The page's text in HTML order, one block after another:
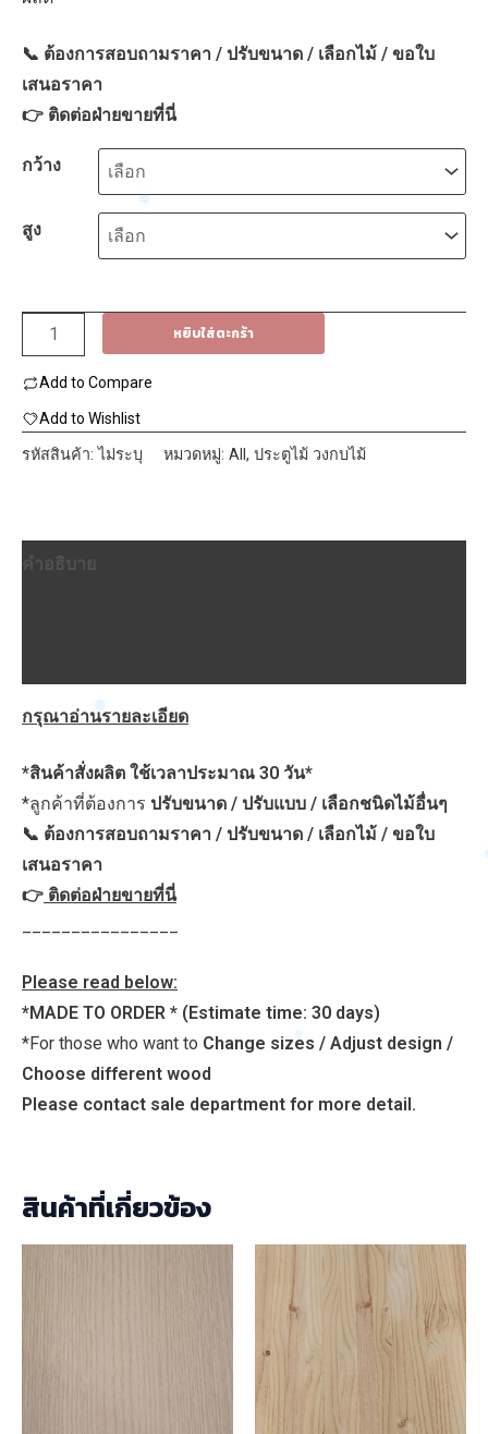
📞 ต้องการสอบถามราคา / ปรับขนาด / เลือกไม้ / ขอใบ
เสนอราคา
👉 ติดต่อฝ่ายขายที่นี่
กว้าง
สูง
จำนวน
ประตู
ไม้
ยางพารา
2,3,4
คิ้ว
หยิบใส่ตะกร้า
Add to Compare
Add to Wishlist
รหัสสินค้า:ไม่ระบุ หมวดหมู่: All , ประตูไม้ วงกบไม้
คำอธิบาย
กรุณาอ่านรายละเอียด
*สินค้าสั่งผลิต ใช้เวลาประมาณ 30 วัน*
*ลูกค้าที่ต้องการ ปรับขนาด / ปรับแบบ / เลือกชนิดไม้อื่นๆ
📞 ต้องการสอบถามราคา / ปรับขนาด / เลือกไม้ / ขอใบ
เสนอราคา
👉 ติดต่อฝ่ายขายที่นี่
Please read below:
*MADE TO ORDER * (Estimate time: 30 days)
*For those who want to Change sizes / Adjust design /
Choose different wood
Please contact sale department for more detail.
สินค้าที่เกี่ยวข้อง